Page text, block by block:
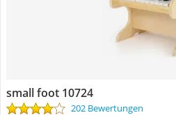
small foot 10724
202 Bewertungen